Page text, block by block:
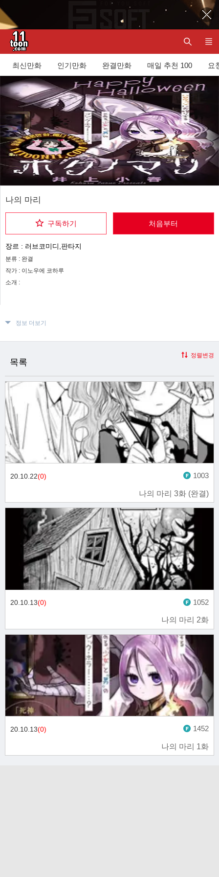
최신만화 인기만화 완결만화 매일 추천 100 요
나의 마리
구독하기 처음부터
장르 : 러브코미디,판타지
분류 : 완결
작가 : 이노우에 코하루
소개 :
정보 더보기
목록
정렬변경
나의 마리 3화 (완결)
20.10.22(0) 1003
나의 마리 2화
20.10.13(0) 1052
나의 마리 1화
20.10.13(0) 1452